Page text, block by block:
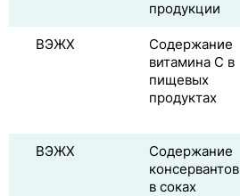
продукции
ВЭЖХ
Содержание
витамина C в
пищевых
продуктах
ВЭЖХ
Содержание
консервантов
в соках